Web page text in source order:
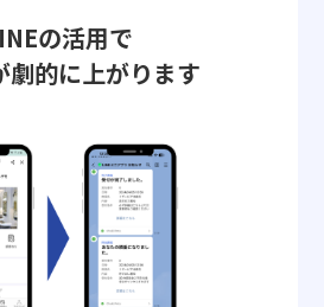
の活用で
劇的に上がります